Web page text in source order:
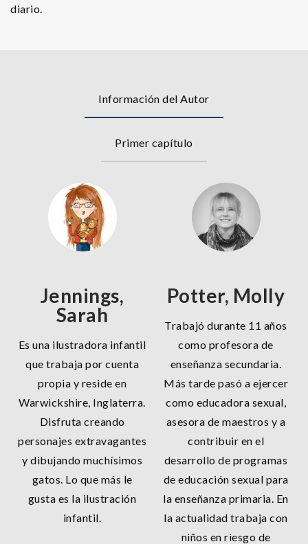
diario.
Información del Autor
Primer capítulo
Jennings,
Sarah
Es una ilustradora infantil
que trabaja por cuenta
propia y reside en
Warwickshire, Inglaterra.
Disfruta creando
personajes extravagantes
y dibujando muchísimos
gatos. Lo que más le
gusta es la ilustración
infantil.
Potter, Molly
Trabajó durante 11 años
como profesora de
enseñanza secundaria.
Más tarde pasó a ejercer
como educadora sexual,
asesora de maestros y a
contribuir en el
desarrollo de programas
de educación sexual para
la enseñanza primaria. En
la actualidad trabaja con
niños en riesgo de